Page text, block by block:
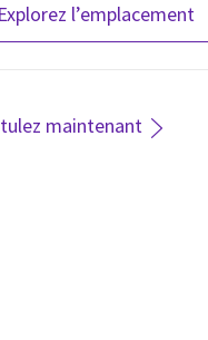
Explorez l’emplacement
maintenant